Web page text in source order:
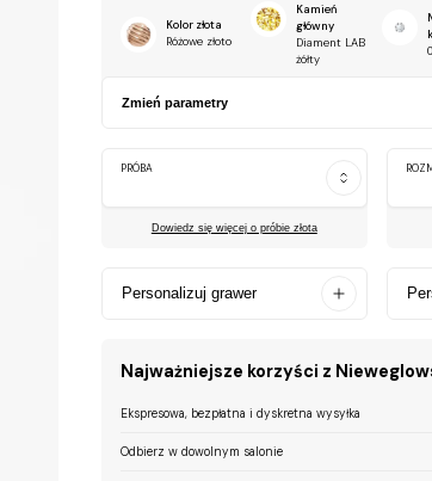
Kolor złota
Różowe złoto
Kamień
główny
Diament LAB
żółty
Zmień parametry
PRÓBA
Dowiedz się więcej o próbie złota
Personalizuj grawer
Najważniejsze korzyści z
Ekspresowa, bezpłatna i dyskretna wysyłka
Odbierz w dowolnym salonie